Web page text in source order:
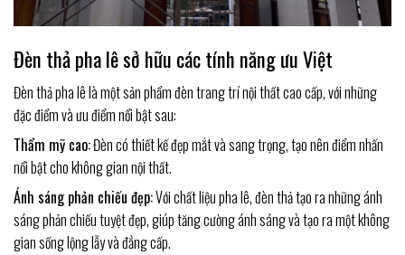
Đèn thả pha lê sở hữu các tính năng ưu Việt
Đèn thả pha lê là một sản phẩm đèn trang trí nội thất cao cấp, với những
đặc điểm và ưu điểm nổi bật sau:
Thẩm mỹ cao:Đèn có thiết kế đẹp mắt và sang trọng, tạo nên điểm nhấn
nổi bật cho không gian nội thất.
Ánh sáng phản chiếu đẹp:Với chất liệu pha lê, đèn thả tạo ra những ánh
sáng phản chiếu tuyệt đẹp, giúp tăng cường ánh sáng và tạo ra một không
gian sống lộng lẫy và đẳng cấp.